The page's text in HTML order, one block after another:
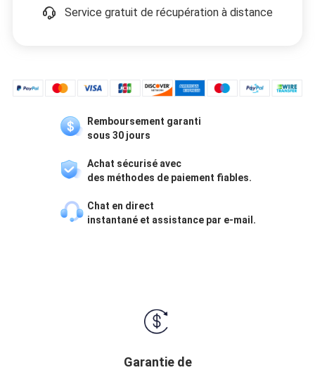
Service gratuit de récupération à distance
Remboursement garanti
sous 30 jours
Achat sécurisé avec
des méthodes de paiement fiables.
Chat en direct
instantané et assistance par e-mail.
Garantie de